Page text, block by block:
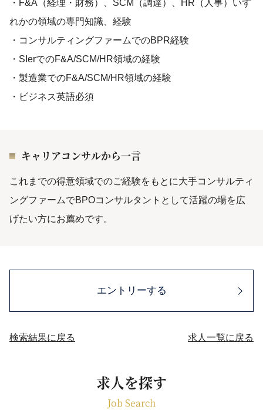
・F&A（経理・財務）、SCM（調達）、HR（人事）いず
れかの領域の専門知識、経験
・コンサルティングファームでのBPR経験
・SIerでのF&A/SCM/HR領域の経験
・製造業でのF&A/SCM/HR領域の経験
・ビジネス英語必須
キャリアコンサルから一言
これまでの得意領域でのご経験をもとに大手コンサルティ
ングファームでBPOコンサルタントとして活躍の場を広
げたい方にお薦めです。
エントリーする
検索結果に戻る 求人一覧に戻る
求人を探す
Job Search